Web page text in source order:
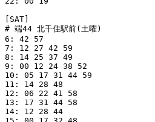
[SAT]
# 端44 北千住駅前(土曜)
6: 42 57
7: 12 27 42 59
8: 14 25 37 49
9: 00 12 24 38 52
10: 05 17 31 44 59
11: 14 28 48
12: 06 22 41 58
13: 17 31 44 58
14: 12 28 44
15: 00 17 32 48